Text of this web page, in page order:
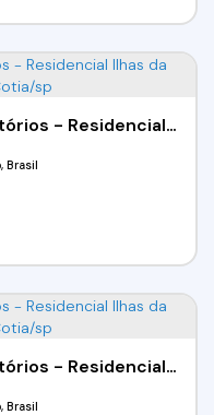
Apartamento com 02 dormitórios - Residencial Ilhas da Grécia - Outeiro de Passárgada - Cotia/sp
Brasil
Apartamento com 02 dormitórios - Residencial Ilhas da Grécia - Outeiro de Passárgada - Cotia/sp
Brasil